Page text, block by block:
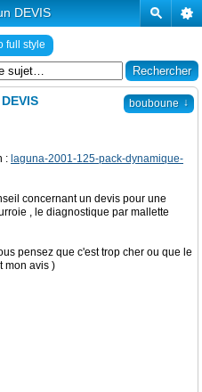
DEVIS
full style
bouboune ↓
: laguna-2001-125-pack-dynamique-
concernant un devis pour une
, le diagnostique par mallette
pensez que c'est trop cher ou que le
mon avis )